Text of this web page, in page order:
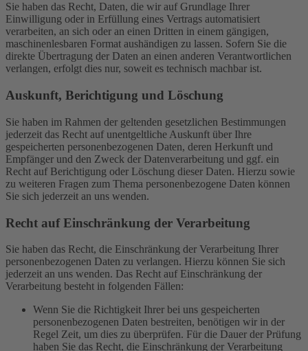
Sie haben das Recht, Daten, die wir auf Grundlage Ihrer
Einwilligung oder in Erfüllung eines Vertrags automatisiert
verarbeiten, an sich oder an einen Dritten in einem gängigen,
maschinenlesbaren Format aushändigen zu lassen. Sofern Sie die
direkte Übertragung der Daten an einen anderen Verantwortlichen
verlangen, erfolgt dies nur, soweit es technisch machbar ist.
Auskunft, Berichtigung und Löschung
Sie haben im Rahmen der geltenden gesetzlichen Bestimmungen
jederzeit das Recht auf unentgeltliche Auskunft über Ihre
gespeicherten personenbezogenen Daten, deren Herkunft und
Empfänger und den Zweck der Datenverarbeitung und ggf. ein
Recht auf Berichtigung oder Löschung dieser Daten. Hierzu sowie
zu weiteren Fragen zum Thema personenbezogene Daten können
Sie sich jederzeit an uns wenden.
Recht auf Einschränkung der Verarbeitung
Sie haben das Recht, die Einschränkung der Verarbeitung Ihrer
personenbezogenen Daten zu verlangen. Hierzu können Sie sich
jederzeit an uns wenden. Das Recht auf Einschränkung der
Verarbeitung besteht in folgenden Fällen:
Wenn Sie die Richtigkeit Ihrer bei uns gespeicherten
personenbezogenen Daten bestreiten, benötigen wir in der
Regel Zeit, um dies zu überprüfen. Für die Dauer der Prüfung
haben Sie das Recht, die Einschränkung der Verarbeitung